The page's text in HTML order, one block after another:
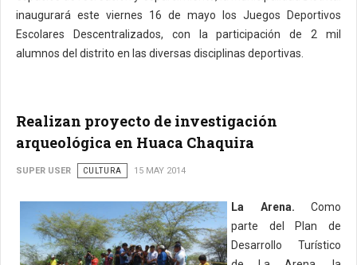
inaugurará este viernes 16 de mayo los Juegos Deportivos
Escolares Descentralizados, con la participación de 2 mil
alumnos del distrito en las diversas disciplinas deportivas.
Realizan proyecto de investigación
arqueológica en Huaca Chaquira
SUPER USER CULTURA 15 MAY 2014
La Arena. Como
parte del Plan de
Desarrollo Turístico